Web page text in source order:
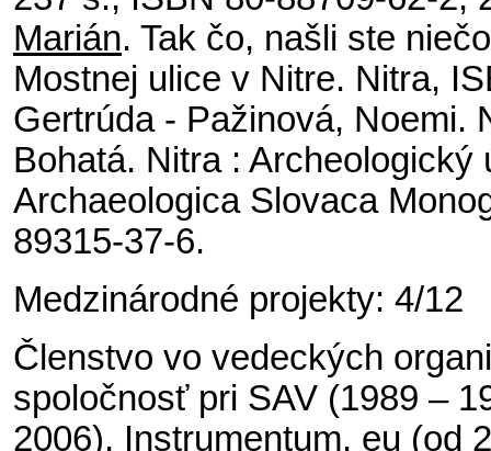
Marián. Tak čo, našli ste
Mostnej ulice v Nitre. Nitra,
Gertrúda - Pažinová, Noemi.
Bohatá. Nitra : Archeologický
Archaeologica Slovaca
89315-37-6.
Medzinárodné projekty: 4/12
Členstvo vo vedeckých
spoločnosť pri SAV (1989 –
2006), Instrumentum. eu (od